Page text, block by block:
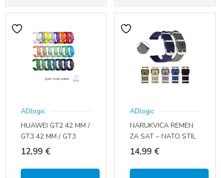
proizvod
ima
više
varijanti.
Opcije
mogu
odabrati
na
proizvod
ima
više
varijanti.
Opcije
mogu
odabrati
na
ADlogic
HUAWEI GT2 42 MM /
GT3 42 MM / GT3
PRO 43 MM (20 MM)
12,99 €
ADlogic
NARUKVICA REMEN
ZA SAT – NATO STIL
(20 MM, QUICK FIT)
14,99 €